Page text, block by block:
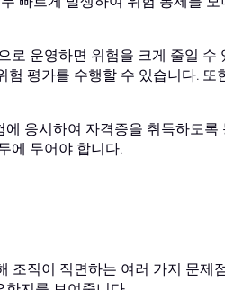
로 운영하면 위험을 크게 줄일 수
평가를 수행할 수 있습니다. 또
응시하여 자격증을 취득하도록
에 두어야 합니다.
조직이 직면하는 여러 가지 문제